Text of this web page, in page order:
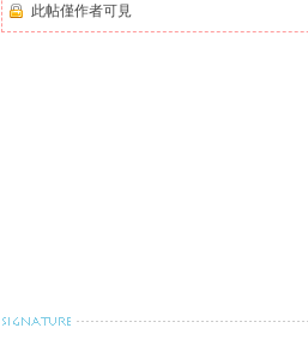
此帖僅作者可見